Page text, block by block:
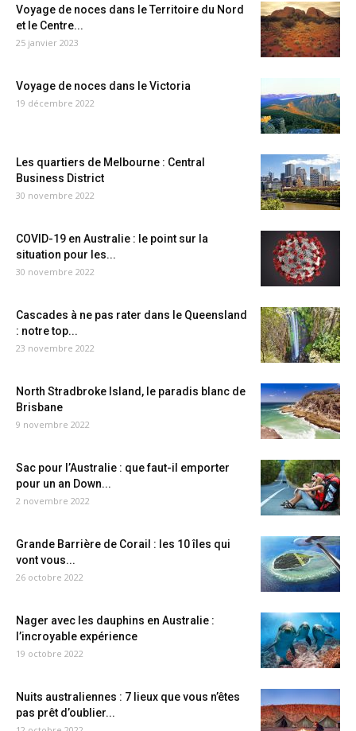
Voyage de noces dans le Territoire du Nord
et le Centre...
25 janvier 2023
Voyage de noces dans le Victoria
19 décembre 2022
Les quartiers de Melbourne : Central
Business District
30 novembre 2022
COVID-19 en Australie : le point sur la
situation pour les...
30 novembre 2022
Cascades à ne pas rater dans le Queensland
: notre top...
23 novembre 2022
North Stradbroke Island, le paradis blanc de
Brisbane
9 novembre 2022
Sac pour l’Australie : que faut-il emporter
pour un an Down...
2 novembre 2022
Grande Barrière de Corail : les 10 îles qui
vont vous...
26 octobre 2022
Nager avec les dauphins en Australie :
l’incroyable expérience
19 octobre 2022
Nuits australiennes : 7 lieux que vous n’êtes
pas prêt d’oublier...